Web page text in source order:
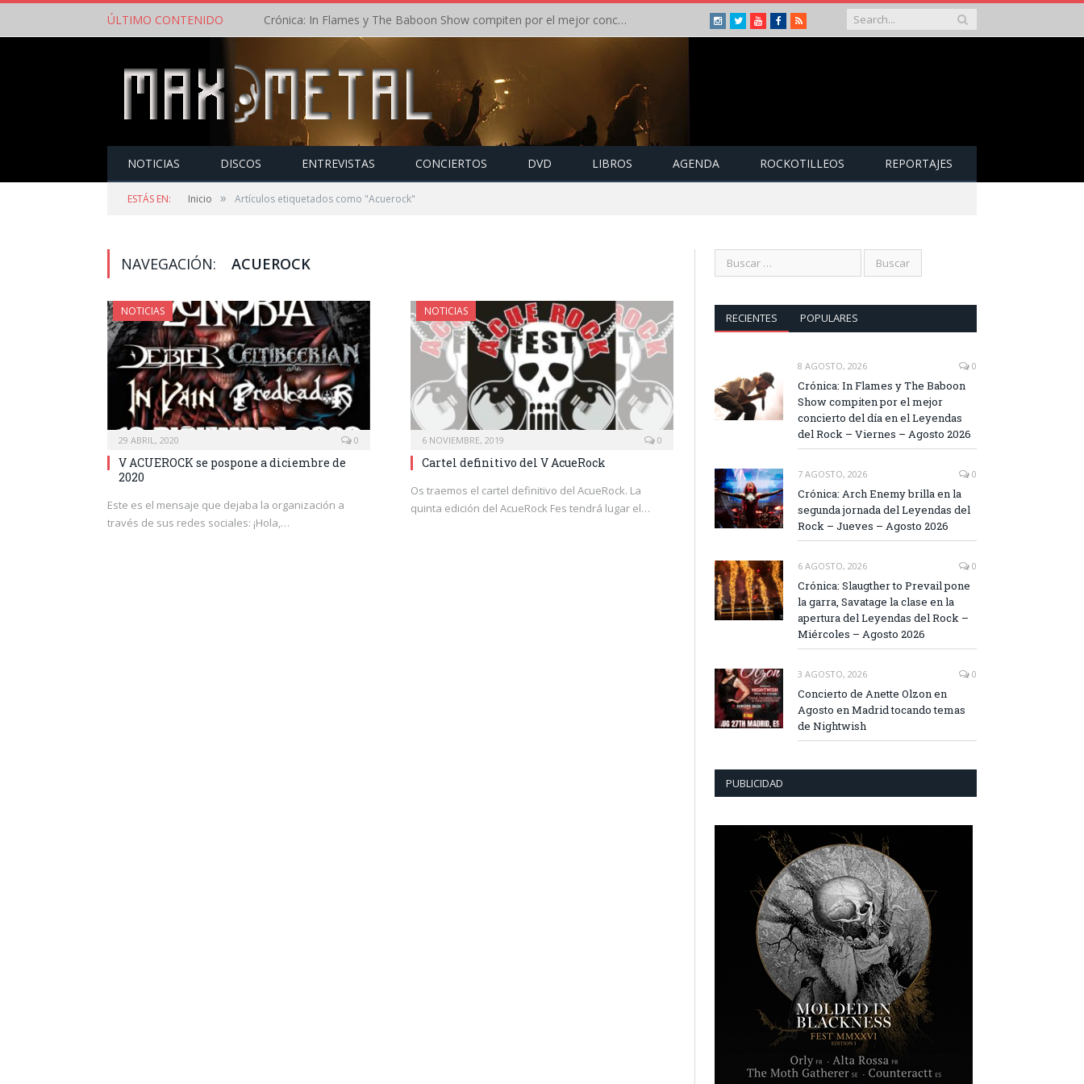
ÚLTIMO CONTENIDO Crónica: In Flames y The Baboon Show compiten por el mejor concierto del día en el Leyendas del Rock – Viernes – Agosto 2026 Instagram
TwitterYoutubeFacebook
RSS
NOTICIAS DISCOS ENTREVISTAS CONCIERTOS DVD LIBROS AGENDA ROCKOTILLEOS REPORTAJES
ESTÁS EN: Inicio » Artículos etiquetados como "Acuerock"
NAVEGACIÓN: ACUEROCK
NOTICIAS
29 ABRIL, 2020 0
V ACUEROCK se pospone a diciembre de
2020
Este es el mensaje que dejaba la organización a
través de sus redes sociales: ¡Hola,…
NOTICIAS
6 NOVIEMBRE, 2019 0
Cartel definitivo del V AcueRock
Os traemos el cartel definitivo del AcueRock. La
quinta edición del AcueRock Fes tendrá lugar el…
RECIENTES POPULARES
8 AGOSTO, 2026 0
Crónica: In Flames y The Baboon
Show compiten por el mejor
concierto del día en el Leyendas
del Rock – Viernes – Agosto 2026
7 AGOSTO, 2026 0
Crónica: Arch Enemy brilla en la
segunda jornada del Leyendas del
Rock – Jueves – Agosto 2026
6 AGOSTO, 2026 0
Crónica: Slaugther to Prevail pone
la garra, Savatage la clase en la
apertura del Leyendas del Rock –
Miércoles – Agosto 2026
3 AGOSTO, 2026 0
Concierto de Anette Olzon en
Agosto en Madrid tocando temas
de Nightwish
PUBLICIDAD